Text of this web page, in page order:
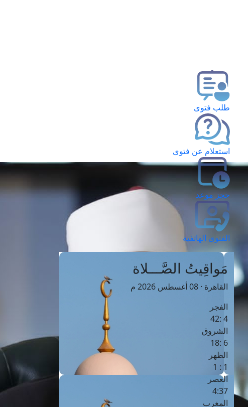
طلب فتوى
استعلام عن فتوى
حجز موعد
الفتوى الهاتفية
مَواقِيتُ الصَّـــلاة
القاهرة · 08 أغسطس 2026 م
الفجر
4 :42
الشروق
6 :18
الظهر
1 : 1
العصر
4:37
المغرب